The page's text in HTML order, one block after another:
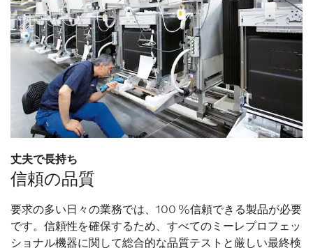
丈夫で長持ち
信頼の品質
要求の多い日々の業務では、100 %信頼できる製品が必要
です。信頼性を確保するため、すべてのミーレプロフェッ
ショナル機器に関して総合的な品質テストと厳しい最終検